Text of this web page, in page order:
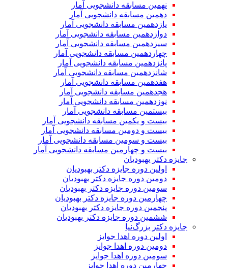
نهمین مسابقه دانشجویی آمار
دهمین مسابقه دانشجویی آمار
یازدهمین مسابقه دانشجویی آمار
دوازدهمین مسابقه دانشجویی آمار
سیزدهمین مسابقه دانشجویی آمار
چهاردهمین مسابقه دانشجویی آمار
پانزدهمین مسابقه دانشجویی آمار
شانزدهمین مسابقه دانشجویی آمار
هفدهمین مسابقه دانشجویی آمار
هجدهمین مسابقه دانشجویی آمار
نوزدهمین مسابقه دانشجویی آمار
بیستمین مسابقه دانشجویی آمار
بیست و یکمین مسابقه دانشجویی آمار
بیست و دومین مسابقه دانشجویی آمار
بیست و سومین مسابقه دانشجویی آمار
بیست و چهارمین مسابقه دانشجویی آمار
جایزه دکتر بهبودیان
اولین دوره جایزه دکتر بهبودیان
دومین دوره جایزه دکتر بهبودیان
سومین دوره جایزه دکتر بهبودیان
چهارمین دوره جایزه دکتر بهبودیان
پنجمین دوره جایزه دکتر بهبودیان
ششمین دوره جایزه دکتر بهبودیان
جایزه دکتر بزرگ‌نیا
اولین دوره اهدا جوایز
دومین دوره اهدا جوایز
سومین دوره اهدا جوایز
چهارمین دوره اهدا جوایز